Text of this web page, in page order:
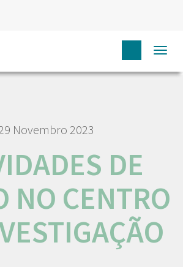
Novembro 2023
DE
NO CENTRO